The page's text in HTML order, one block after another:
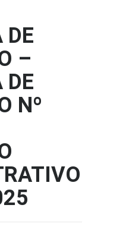
DE
–
DE
Nº